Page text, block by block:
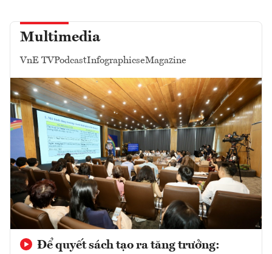
Multimedia
VnE TVPodcastInfographicseMagazine
Để quyết sách tạo ra tăng trưởng: